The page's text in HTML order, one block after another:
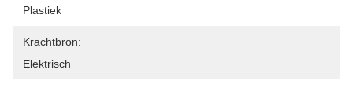
Plastiek
Krachtbron:
Elektrisch